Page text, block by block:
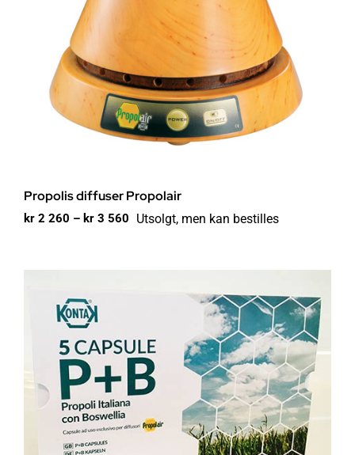
Propolis diffuser Propolair
kr 2 260 – kr 3 560 Prisområde:
Utsolgt, men kan bestilles